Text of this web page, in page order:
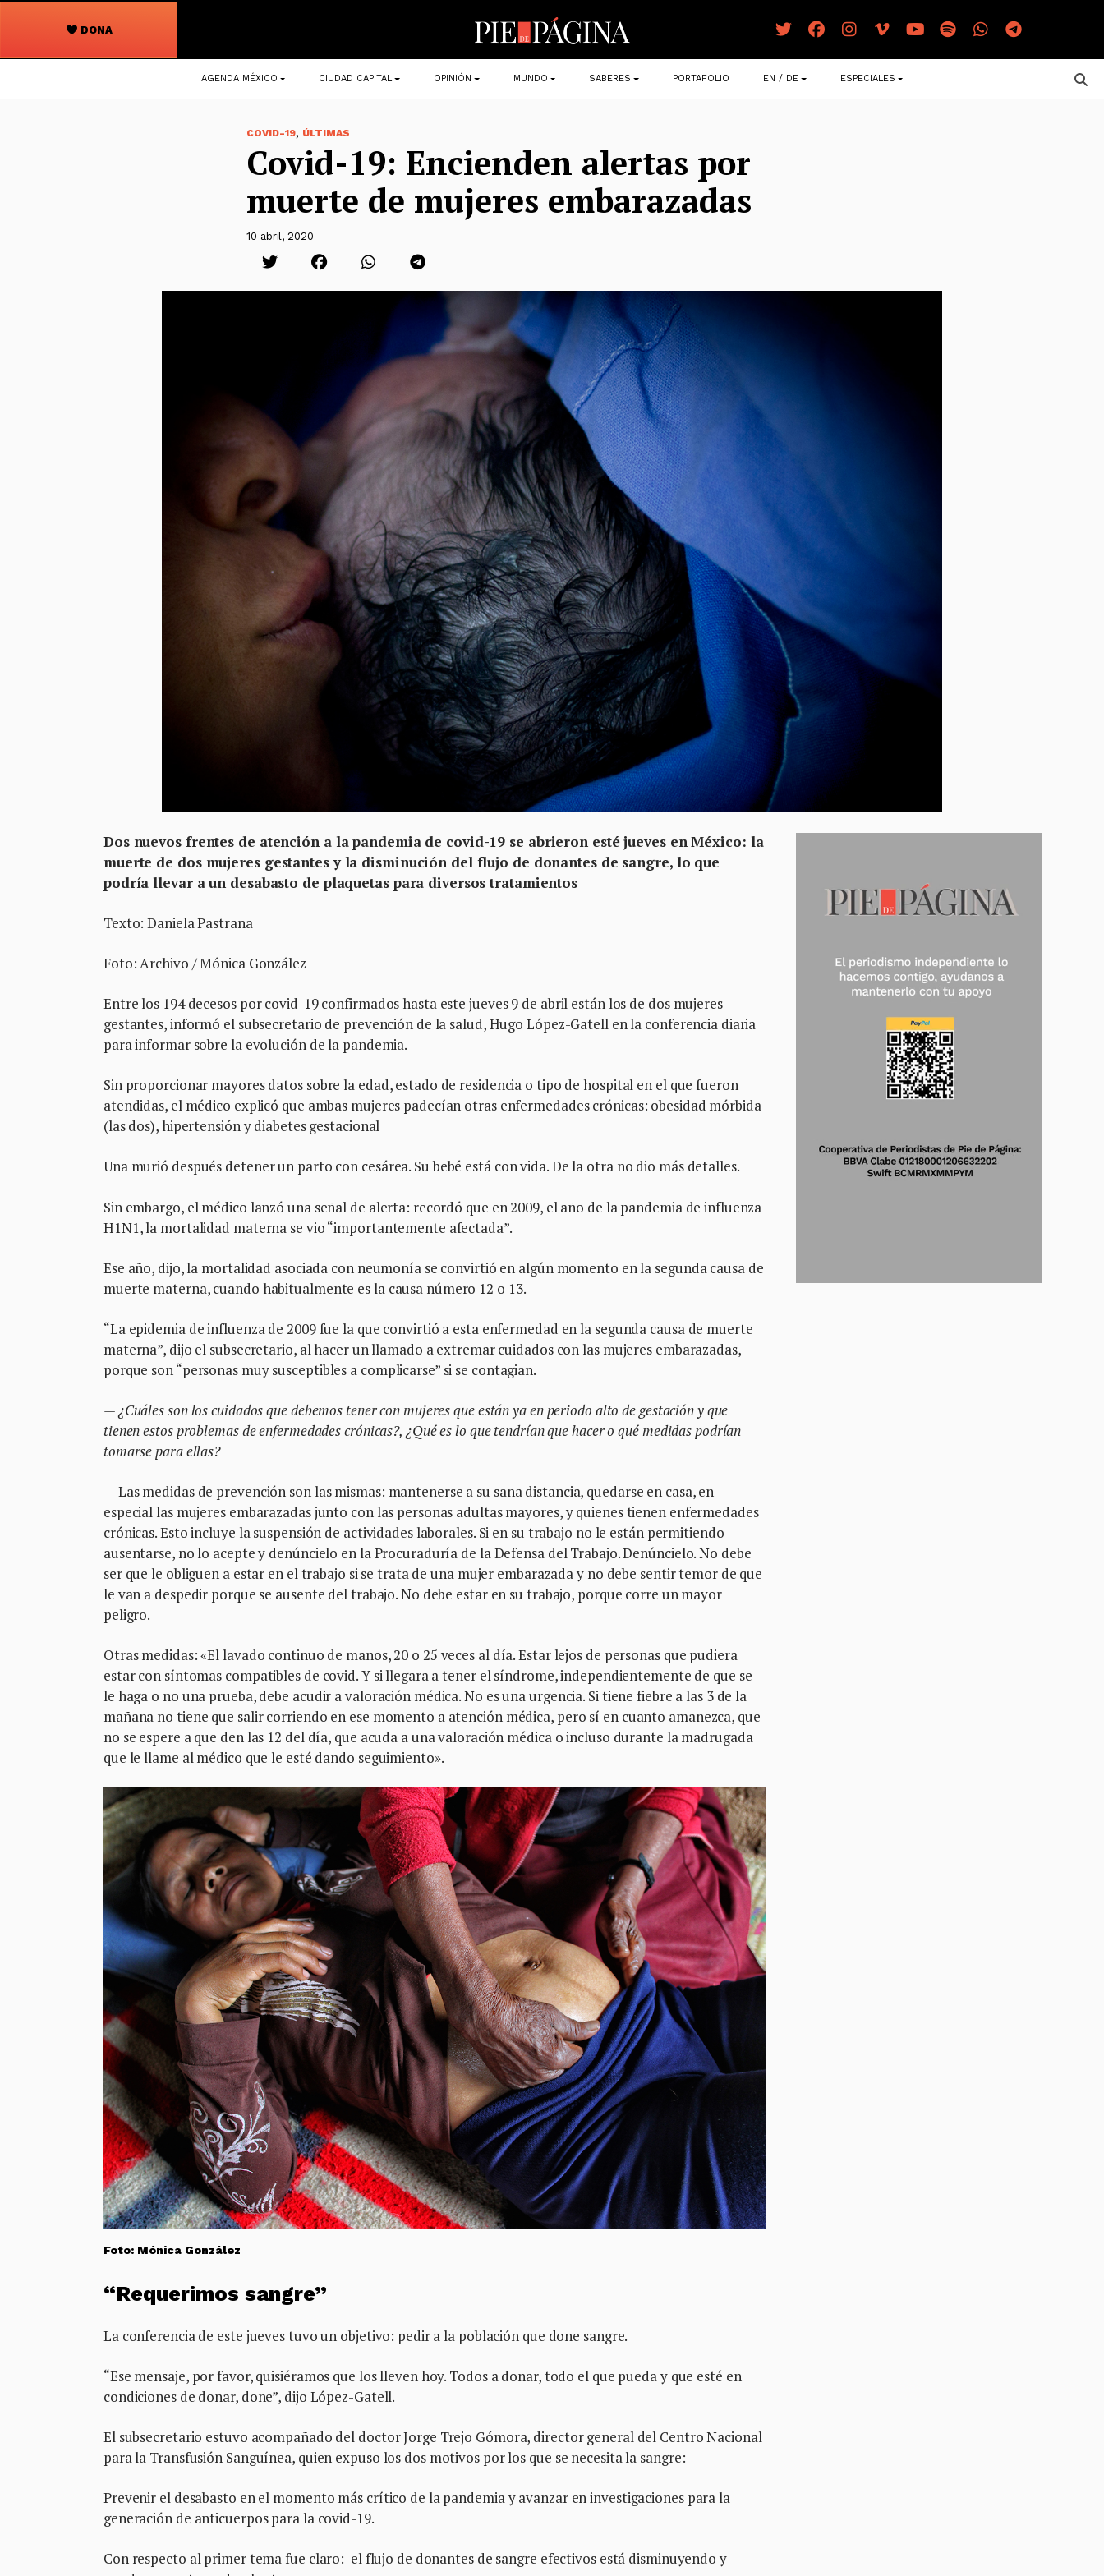
DONA
Navegación
principal
AGENDA MÉXICO CIUDAD CAPITAL OPINIÓN MUNDO SABERES PORTAFOLIO EN / DE ESPECIALES
COVID-19, ÚLTIMAS
Covid-19: Encienden alertas por
muerte de mujeres embarazadas
10 abril, 2020
Dos nuevos frentes de atención a la pandemia de covid-19 se abrieron esté jueves en México: la
muerte de dos mujeres gestantes y la disminución del flujo de donantes de sangre, lo que
podría llevar a un desabasto de plaquetas para diversos tratamientos
Texto: Daniela Pastrana
Foto: Archivo / Mónica González
Entre los 194 decesos por covid-19 confirmados hasta este jueves 9 de abril están los de dos mujeres
gestantes, informó el subsecretario de prevención de la salud, Hugo López-Gatell en la conferencia diaria
para informar sobre la evolución de la pandemia.
Sin proporcionar mayores datos sobre la edad, estado de residencia o tipo de hospital en el que fueron
atendidas, el médico explicó que ambas mujeres padecían otras enfermedades crónicas: obesidad mórbida
(las dos), hipertensión y diabetes gestacional
Una murió después detener un parto con cesárea. Su bebé está con vida. De la otra no dio más detalles.
Sin embargo, el médico lanzó una señal de alerta: recordó que en 2009, el año de la pandemia de influenza
H1N1, la mortalidad materna se vio “importantemente afectada”.
Ese año, dijo, la mortalidad asociada con neumonía se convirtió en algún momento en la segunda causa de
muerte materna, cuando habitualmente es la causa número 12 o 13.
“La epidemia de influenza de 2009 fue la que convirtió a esta enfermedad en la segunda causa de muerte
materna”, dijo el subsecretario, al hacer un llamado a extremar cuidados con las mujeres embarazadas,
porque son “personas muy susceptibles a complicarse” si se contagian.
— ¿Cuáles son los cuidados que debemos tener con mujeres que están ya en periodo alto de gestación y que
tienen estos problemas de enfermedades crónicas?, ¿Qué es lo que tendrían que hacer o qué medidas podrían
tomarse para ellas?
— Las medidas de prevención son las mismas: mantenerse a su sana distancia, quedarse en casa, en
especial las mujeres embarazadas junto con las personas adultas mayores, y quienes tienen enfermedades
crónicas. Esto incluye la suspensión de actividades laborales. Si en su trabajo no le están permitiendo
ausentarse, no lo acepte y denúncielo en la Procuraduría de la Defensa del Trabajo. Denúncielo. No debe
ser que le obliguen a estar en el trabajo si se trata de una mujer embarazada y no debe sentir temor de que
le van a despedir porque se ausente del trabajo. No debe estar en su trabajo, porque corre un mayor
peligro.
Otras medidas: «El lavado continuo de manos, 20 o 25 veces al día. Estar lejos de personas que pudiera
estar con síntomas compatibles de covid. Y si llegara a tener el síndrome, independientemente de que se
le haga o no una prueba, debe acudir a valoración médica. No es una urgencia. Si tiene fiebre a las 3 de la
mañana no tiene que salir corriendo en ese momento a atención médica, pero sí en cuanto amanezca, que
no se espere a que den las 12 del día, que acuda a una valoración médica o incluso durante la madrugada
que le llame al médico que le esté dando seguimiento».
Foto: Mónica González
“Requerimos sangre”
La conferencia de este jueves tuvo un objetivo: pedir a la población que done sangre.
“Ese mensaje, por favor, quisiéramos que los lleven hoy. Todos a donar, todo el que pueda y que esté en
condiciones de donar, done”, dijo López-Gatell.
El subsecretario estuvo acompañado del doctor Jorge Trejo Gómora, director general del Centro Nacional
para la Transfusión Sanguínea, quien expuso los dos motivos por los que se necesita la sangre:
Prevenir el desabasto en el momento más crítico de la pandemia y avanzar en investigaciones para la
generación de anticuerpos para la covid-19.
Con respecto al primer tema fue claro: el flujo de donantes de sangre efectivos está disminuyendo y